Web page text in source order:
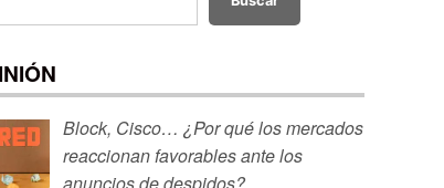
Block, Cisco… ¿Por qué los mercados
reaccionan favorables ante los